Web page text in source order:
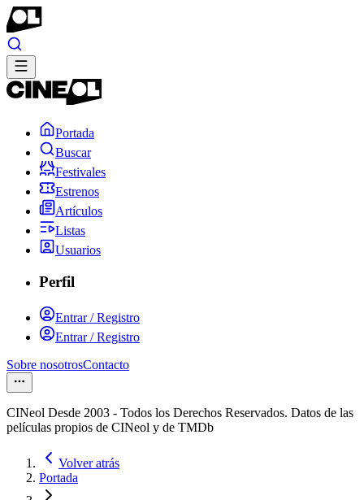
Portada
Buscar
Festivales
Estrenos
Artículos
Listas
Usuarios
Perfil
Entrar / Registro
Entrar / Registro
Sobre nosotrosContacto
CINeol Desde 2003 - Todos los Derechos Reservados. Datos de las
películas propios de CINeol y de TMDb
Volver atrás
Portada